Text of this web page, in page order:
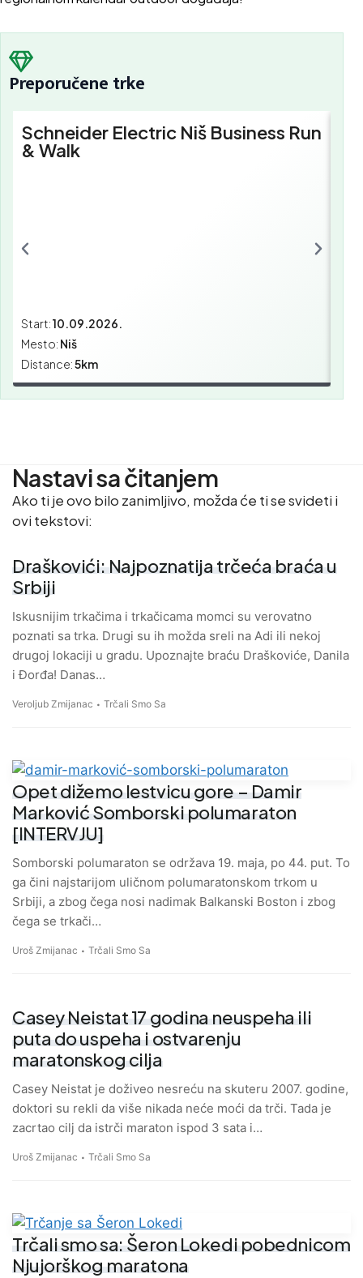
Preporučene trke
Schneider Electric Niš Business Run
& Walk
Start:10.09.2026.
Mesto: Niš
Distance:5km
Nastavi sa čitanjem
Ako ti je ovo bilo zanimljivo, možda će ti se svideti i
ovi tekstovi:
Draškovići: Najpoznatija trčeća braća u
Srbiji
Iskusnijim trkačima i trkačicama momci su verovatno
poznati sa trka. Drugi su ih možda sreli na Adi ili nekoj
drugoj lokaciji u gradu. Upoznajte braću Draškoviće, Danila
i Đorđa! Danas…
Veroljub Zmijanac Trčali Smo Sa
Opet dižemo lestvicu gore – Damir
Marković Somborski polumaraton
[INTERVJU]
Somborski polumaraton se održava 19. maja, po 44. put. To
ga čini najstarijom uličnom polumaratonskom trkom u
Srbiji, a zbog čega nosi nadimak Balkanski Boston i zbog
čega se trkači…
Uroš Zmijanac Trčali Smo Sa
Casey Neistat 17 godina neuspeha ili
puta do uspeha i ostvarenju
maratonskog cilja
Casey Neistat je doživeo nesreću na skuteru 2007. godine,
doktori su rekli da više nikada neće moći da trči. Tada je
zacrtao cilj da istrči maraton ispod 3 sata i…
Uroš Zmijanac Trčali Smo Sa
Trčali smo sa: Šeron Lokedi pobednicom
Njujorškog maratona